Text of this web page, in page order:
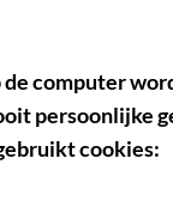
computer
persoonlijke
cookies: